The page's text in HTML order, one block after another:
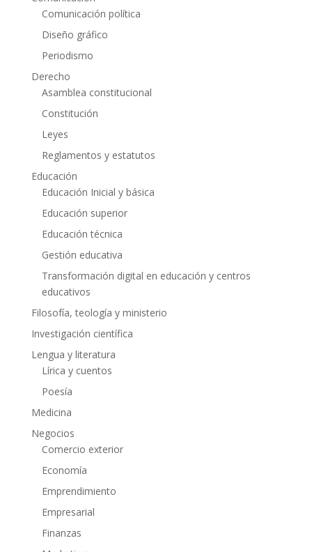
Comunicación política
Diseño gráfico
Periodismo
Derecho
Asamblea constitucional
Constitución
Leyes
Reglamentos y estatutos
Educación
Educación Inicial y básica
Educación superior
Educación técnica
Gestión educativa
Transformación digital en educación y centros
educativos
Filosofía, teología y ministerio
Investigación científica
Lengua y literatura
Lírica y cuentos
Poesía
Medicina
Negocios
Comercio exterior
Economía
Emprendimiento
Empresarial
Finanzas